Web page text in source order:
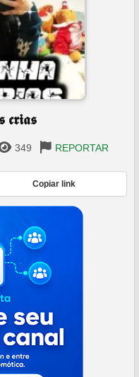
𝖈𝖗𝖎𝖆𝖘
349 REPORTAR
Copiar link